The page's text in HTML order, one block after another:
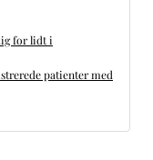
for lidt i
patienter med